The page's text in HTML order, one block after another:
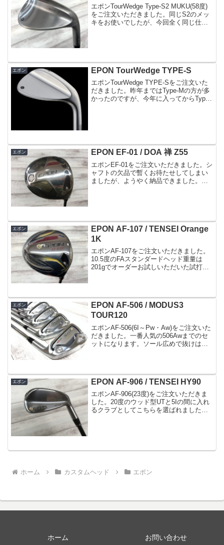
エポンTourWedge Type-S2 MUKU(58度)
をご注文いただきました。同じS2のメッ
キをお使いでしたが、今回全く同じ仕様
エポン EPON TourWedge TYPE-S
エポンTourWedge TYPE-Sをご注文いた
だきました。昨年まではType-Mの方が多
かったのですが、今年に入ってからType-
エポン EPON EF-01 / DOA 禅 Z55
エポンEF-01をご注文いただきました。シ
ャフトの欠品で暫くお待たせしてしまい
ましたが、ようやく納品できました。リ
エポン
EPON AF-107 / TENSEI Orange
1K
エポンAF-107をご注文いただきました。
10.5度のFAスタンダードヘッド重量は
201gでオーダーお試しいただいた試打ヘ
ジ...
エポン
EPON AF-506 / MODUS3
TOUR120
エポンAF-506(6I～Pw・Aw)をご注文いた
だきました。一番人気の506Awまでのセ
ットになります。ソール広めで抜けは抜
エポン EPON AF-906 / TENSEI HY90
エポンAF-906(23度)をご注文いただきま
した。20度のウッド型UTと5Iの間に入れ
るクラブとしてこちらを選ばれました。
ホーム カスタムヘッド エポン
ホーム お問い合わせ